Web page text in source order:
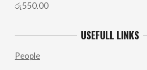
රු550.00
USEFULL LINKS
People